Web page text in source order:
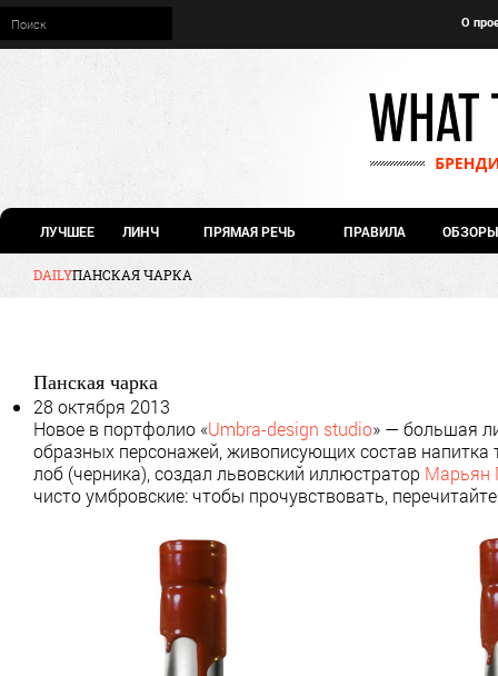
О
ЛУЧШЕЕ ЛИНЧ ПРЯМАЯ РЕЧЬ ПРАВИЛА ОБЗОРЫ
DAILYПАНСКАЯ ЧАРКА
Панская чарка
28 октября 2013
Новое в портфолио «Umbra-design studio» — большая
образных персонажей, живописующих состав
лоб (черника), создал львовский иллюстратор Марьян
чисто умбровские: чтобы прочувствовать,